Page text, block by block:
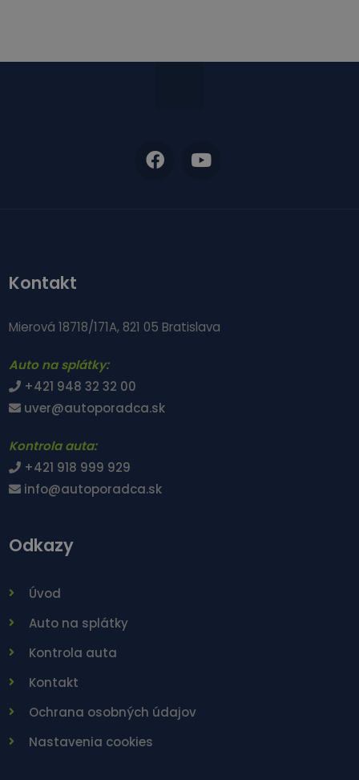
Kontakt
Mierová 18718/171A, 821 05 Bratislava
Auto na splátky:
+421 948 32 32 00
uver@autoporadca.sk
Kontrola auta:
+421 918 999 929
info@autoporadca.sk
Odkazy
Úvod
Auto na splátky
Kontrola auta
Kontakt
Ochrana osobných údajov
Nastavenia cookies